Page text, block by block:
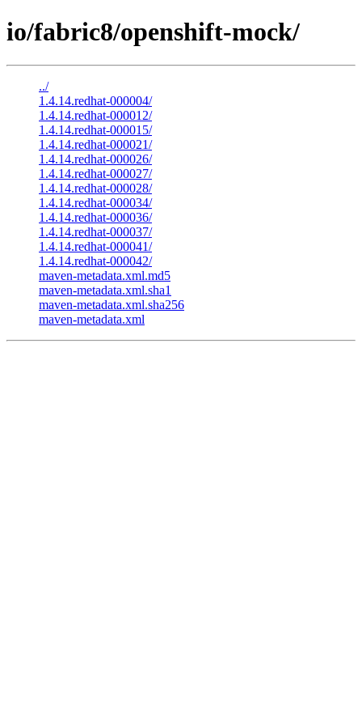
io/fabric8/openshift-mock/
../
1.4.14.redhat-000004/
1.4.14.redhat-000012/
1.4.14.redhat-000015/
1.4.14.redhat-000021/
1.4.14.redhat-000026/
1.4.14.redhat-000027/
1.4.14.redhat-000028/
1.4.14.redhat-000034/
1.4.14.redhat-000036/
1.4.14.redhat-000037/
1.4.14.redhat-000041/
1.4.14.redhat-000042/
maven-metadata.xml.md5
maven-metadata.xml.sha1
maven-metadata.xml.sha256
maven-metadata.xml